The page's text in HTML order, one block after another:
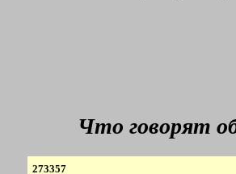
Что говорят
273357